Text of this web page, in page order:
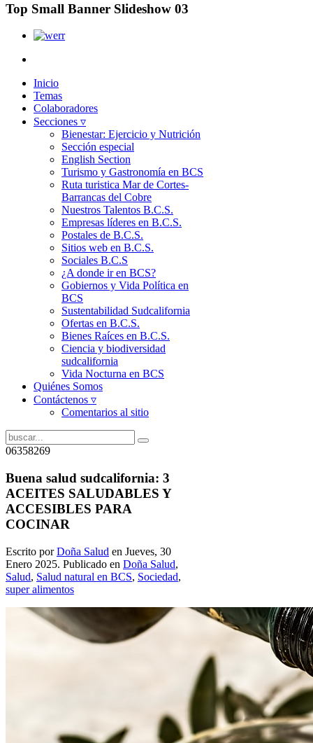
Top Small Banner Slideshow 03
Inicio
Temas
Colaboradores
Secciones ▿
Bienestar: Ejercicio y Nutrición
Sección especial
English Section
Turismo y Gastronomía en BCS
Ruta turistica Mar de Cortes-
Barrancas del Cobre
Nuestros Talentos B.C.S.
Empresas líderes en B.C.S.
Postales de B.C.S.
Sitios web en B.C.S.
Sociales B.C.S
¿A donde ir en BCS?
Gobiernos y Vida Política en
BCS
Sustentabilidad Sudcalifornia
Ofertas en B.C.S.
Bienes Raíces en B.C.S.
Ciencia y biodiversidad
sudcalifornia
Vida Nocturna en BCS
Quiénes Somos
Contáctenos ▿
Comentarios al sitio
06358269
Buena salud sudcalifornia: 3
ACEITES SALUDABLES Y
ACCESIBLES PARA
COCINAR
Escrito porDoña Salud en Jueves, 30
Enero 2025. Publicado en Doña Salud,
Salud, Salud natural en BCS, Sociedad,
super alimentos